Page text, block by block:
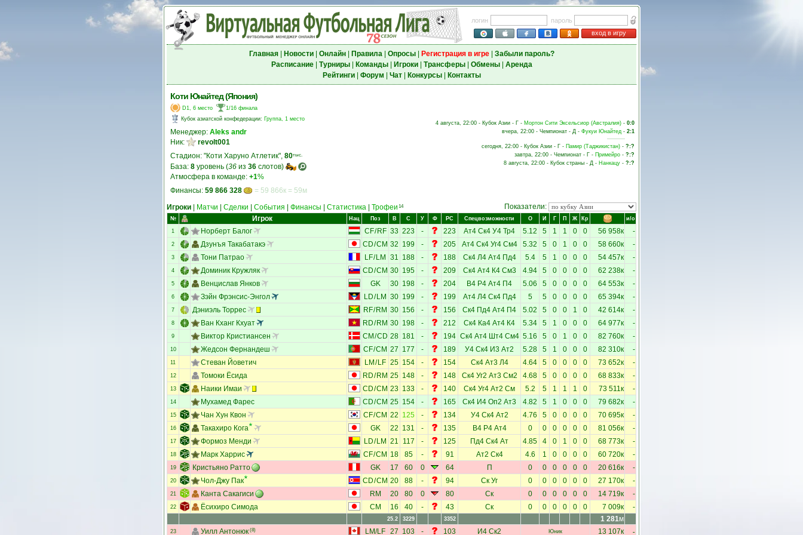
логин
пароль
вход в игру
Главная| Новости| Онлайн| Правила| Опросы| Регистрация в игре| Забыли пароль?
Расписание| Турниры| Команды| Игроки| Трансферы| Обмены| Аренда
Рейтинги| Форум Чат| Конкурсы| Контакты
Коти Юнайтед (Япония)
D1, 6 место
1/16 финала
Кубок азиатской конфедерации: Группа, 1 место
Менеджер: Aleks andr
Ник:
revolt001
Стадион: "Коти Харуно Атлетик", 80тыс.
База: 8 уровень (36 из 36 слотов)
Атмосфера в команде: +1%
Финансы: 59 866 328 = 59 866к = 59м
4 августа, 22:00 - Кубок Азии - Г - Мортон Сити Эксельсиор (Австралия) - 0:0
вчера, 22:00 - Чемпионат - Д - Фукуи Юнайтед - 2:1
сегодня, 22:00 - Кубок Азии - Г - Памир (Таджикистан) - ?:?
завтра, 22:00 - Чемпионат - Г - Примейро - ?:?
8 августа, 22:00 - Кубок страны - Д - Нанкацу - ?:?
Игроки Матчи Сделки События Финансы Статистика Трофеи 14 Показатели:
№ Игрок Нац Поз В С У Ф РС Спецвозможности О И Г П Ж Кр и/о
1 Норберт Балог CF/RF 33 223 - 223 Ат4 Ск4 У4 Тр4 5.12 5 1 1 0 0 56 958к -
2 Дзунъя Такабатакэ CD/CM 32 199 - 205 Ат4 Ск4 Уг4 См4 5.32 5 0 1 0 0 58 660к -
3 Тони Патрао LF/ LM 31 188 - 188 Ск4 Л4 Ат4 Пд4 5.4 5 1 0 0 0 54 457к -
4 Доминик Кружляк CD/CM 30 195 - 209 Ск4 Ат4 К4 См3 4.94 5 0 0 0 0 62 238к -
5 Венцислав Янков GK 30 198 - 204 В4 Р4 Ат4 П4 5.06 5 0 0 0 0 64 553к -
6 Зэйн Фрэнсис-Энгол LD/ LM 30 199 - 199 Ат4 Л4 Ск4 Пд4 5 5 0 0 0 0 65 394к -
7 Дэниэль Торрес RF/ RM 30 156 - 156 Ск4 Пд4 Ат4 П4 5.02 5 0 0 1 0 42 614к -
8 Ван Кханг Кхуат RD/ RM 30 198 - 212 Ск4 Ка4 Ат4 К4 5.34 5 1 0 0 0 64 977к -
9 Виктор Кристиансен CM /CD 28 181 - 194 Ск4 Ат4 Шт4 См4 5.16 5 0 1 0 0 82 760к -
10 Жедсон Фернандеш CF/CM 27 177 - 189 У4 Ск4 И3 Ат2 5.28 5 1 0 0 0 82 310к -
11 Стеван Йоветич LM / LF 25 154 - 154 Ск4 Ат3 Л4 4.64 5 0 0 0 0 73 652к -
12 Томоки Ёсида RD/ RM 25 148 - 148 Ск4 Уг2 Ат3 См2 4.68 5 0 0 0 0 68 833к -
13 Наики Имаи CD/CM 23 133 - 140 Ск4 Уг4 Ат2 См 5.2 5 1 1 1 0 73 511к -
14 Мухамед Фарес CD/CM 25 154 - 165 Ск4 И4 Оп2 Ат3 4.82 5 1 0 0 0 79 682к -
15 Чан Хун Квон CF/CM 22 125 - 134 У4 Ск4 Ат2 4.76 5 0 0 0 0 70 695к -
16 Такахиро Кога GK 22 131 - 135 В4 Р4 Ат4 0 0 0 0 0 0 81 056к -
17 Формоз Менди LD/ LM 21 117 - 125 Пд4 Ск4 Ат 4.85 4 0 1 0 0 68 773к -
18 Марк Харрис CF/CM 18 85 - 91 Ат2 Ск4 4.6 1 0 0 0 0 60 720к -
19 Кристьяно Ратто GK 17 60 0 64 П 0 0 0 0 0 0 20 616к -
20 Чол-Джу Пак CD/CM 20 88 - 94 Ск Уг 0 0 0 0 0 0 27 170к -
21 Канта Сакагиси RM 20 80 0 80 Ск 0 0 0 0 0 0 14 719к -
22 Ёсихиро Симода CM 16 40 - 43 Ск 0 0 0 0 0 0 7 009к -
25.2 3229 3352 1 281м
23 Уилл Антонюк (8) LM/LF 27 103 - 103 И4 Ск2 Юник 13 107к -